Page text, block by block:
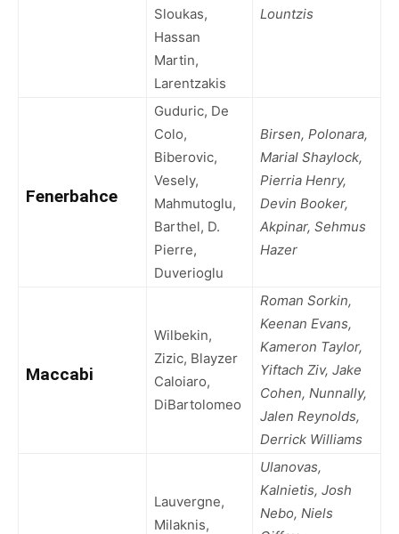
Sloukas,
Hassan
Martin,
Larentzakis
Lountzis
Fenerbahce
Guduric, De
Colo,
Biberovic,
Vesely,
Mahmutoglu,
Barthel, D.
Pierre,
Duverioglu
Birsen, Polonara,
Marial Shaylock,
Pierria Henry,
Devin Booker,
Akpinar, Sehmus
Hazer
Maccabi
Wilbekin,
Zizic, Blayzer
Caloiaro,
DiBartolomeo
Roman Sorkin,
Keenan Evans,
Kameron Taylor,
Yiftach Ziv, Jake
Cohen, Nunnally,
Jalen Reynolds,
Derrick Williams
Lauvergne,
Milaknis,
Ulanovas,
Kalnietis, Josh
Nebo, Niels